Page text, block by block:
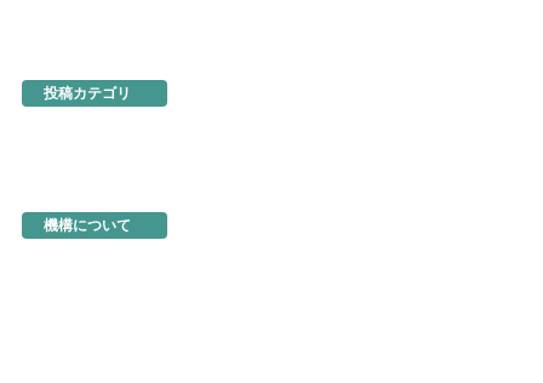
投稿カテゴリ
機構について